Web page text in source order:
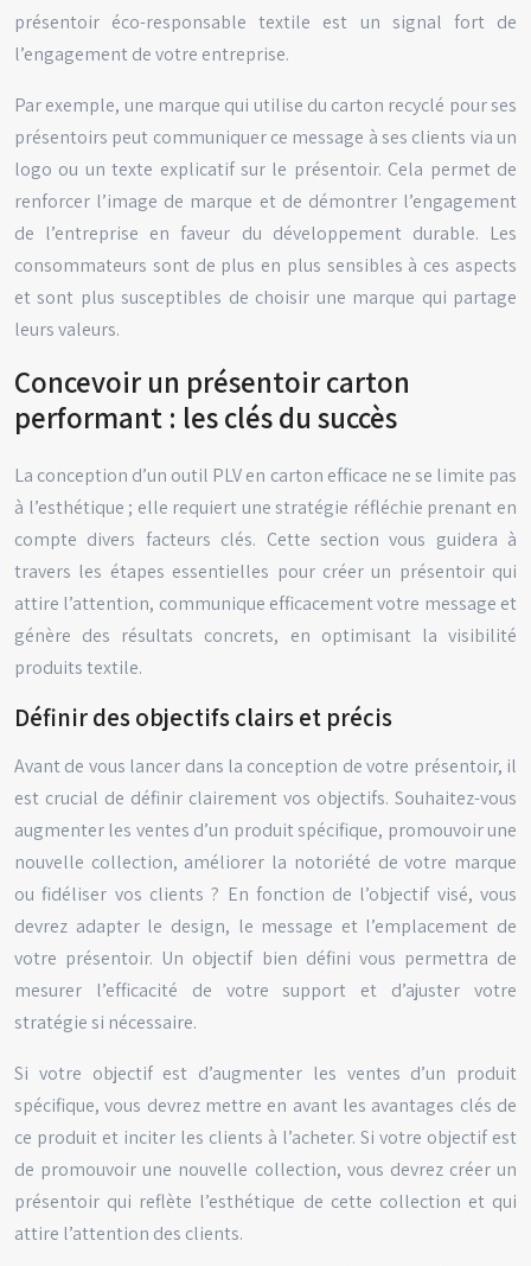
présentoir éco-responsable textile est un signal fort de
l’engagement de votre entreprise.
Par exemple, une marque qui utilise du carton recyclé pour ses
présentoirs peut communiquer ce message à ses clients via un
logo ou un texte explicatif sur le présentoir. Cela permet de
renforcer l’image de marque et de démontrer l’engagement
de l’entreprise en faveur du développement durable. Les
consommateurs sont de plus en plus sensibles à ces aspects
et sont plus susceptibles de choisir une marque qui partage
leurs valeurs.
Concevoir un présentoir carton
performant : les clés du succès
La conception d’un outil PLV en carton efficace ne se limite pas
à l’esthétique ; elle requiert une stratégie réfléchie prenant en
compte divers facteurs clés. Cette section vous guidera à
travers les étapes essentielles pour créer un présentoir qui
attire l’attention, communique efficacement votre message et
génère des résultats concrets, en optimisant la visibilité
produits textile.
Définir des objectifs clairs et précis
Avant de vous lancer dans la conception de votre présentoir, il
est crucial de définir clairement vos objectifs. Souhaitez-vous
augmenter les ventes d’un produit spécifique, promouvoir une
nouvelle collection, améliorer la notoriété de votre marque
ou fidéliser vos clients ? En fonction de l’objectif visé, vous
devrez adapter le design, le message et l’emplacement de
votre présentoir. Un objectif bien défini vous permettra de
mesurer l’efficacité de votre support et d’ajuster votre
stratégie si nécessaire.
Si votre objectif est d’augmenter les ventes d’un produit
spécifique, vous devrez mettre en avant les avantages clés de
ce produit et inciter les clients à l’acheter. Si votre objectif est
de promouvoir une nouvelle collection, vous devrez créer un
présentoir qui reflète l’esthétique de cette collection et qui
attire l’attention des clients.